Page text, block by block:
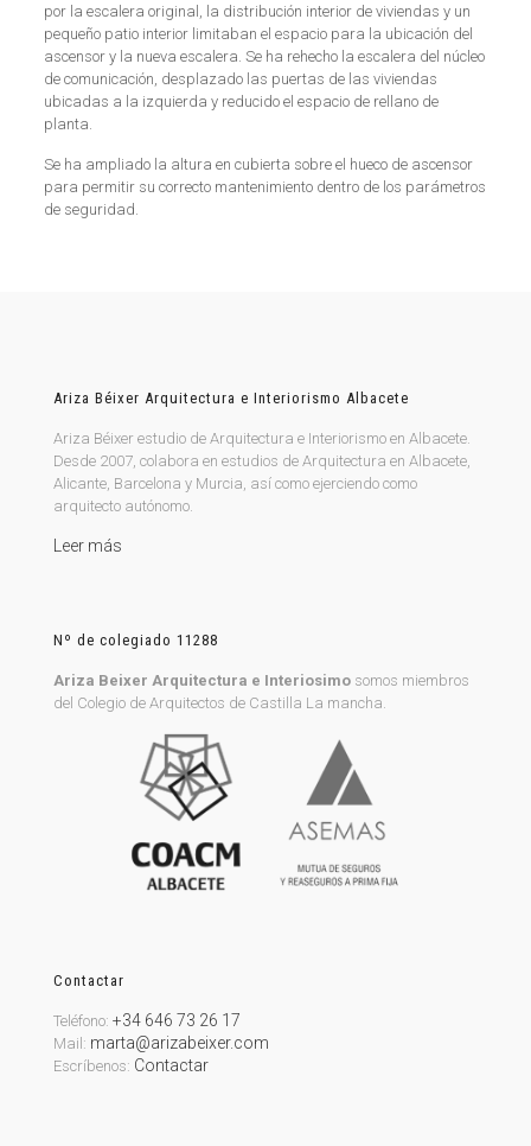
por la escalera original, la distribución interior de viviendas y un
pequeño patio interior limitaban el espacio para la ubicación del
ascensor y la nueva escalera. Se ha rehecho la escalera del núcleo
de comunicación, desplazado las puertas de las viviendas
ubicadas a la izquierda y reducido el espacio de rellano de
planta.
Se ha ampliado la altura en cubierta sobre el hueco de ascensor
para permitir su correcto mantenimiento dentro de los parámetros
de seguridad.
Ariza Béixer Arquitectura e Interiorismo Albacete
Ariza Béixer estudio de Arquitectura e Interiorismo en Albacete.
Desde 2007, colabora en estudios de Arquitectura en Albacete,
Alicante, Barcelona y Murcia, así como ejerciendo como
arquitecto autónomo.
Leer más
Nº de colegiado 11288
Ariza Beixer Arquitectura e Interiosimo somos miembros
del Colegio de Arquitectos de Castilla La mancha.
Contactar
Teléfono: +34 646 73 26 17
Mail: marta@arizabeixer.com
Escríbenos: Contactar